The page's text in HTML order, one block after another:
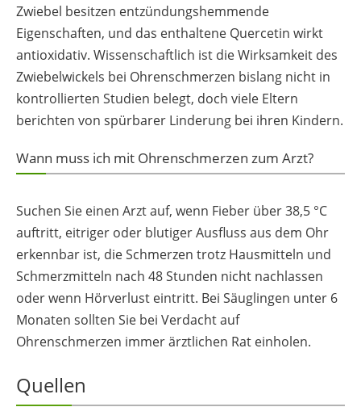
Zwiebel besitzen entzündungshemmende
Eigenschaften, und das enthaltene Quercetin wirkt
antioxidativ. Wissenschaftlich ist die Wirksamkeit des
Zwiebelwickels bei Ohrenschmerzen bislang nicht in
kontrollierten Studien belegt, doch viele Eltern
berichten von spürbarer Linderung bei ihren Kindern.
Wann muss ich mit Ohrenschmerzen zum Arzt?
Suchen Sie einen Arzt auf, wenn Fieber über 38,5 °C
auftritt, eitriger oder blutiger Ausfluss aus dem Ohr
erkennbar ist, die Schmerzen trotz Hausmitteln und
Schmerzmitteln nach 48 Stunden nicht nachlassen
oder wenn Hörverlust eintritt. Bei Säuglingen unter 6
Monaten sollten Sie bei Verdacht auf
Ohrenschmerzen immer ärztlichen Rat einholen.
Quellen